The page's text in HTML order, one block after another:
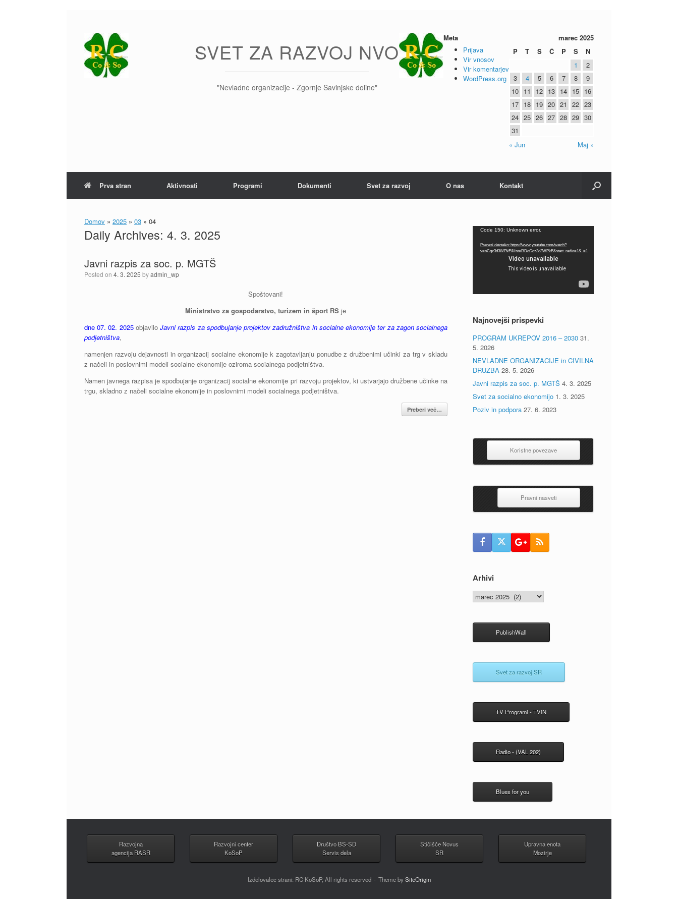
SVET ZA RAZVOJ NVO
"Nevladne organizacije - Zgornje Savinjske doline"
Meta
Prijava
Vir vnosov
Vir komentarjev
WordPress.org
marec 2025
P
T S Č P S
N
1
2
3
4 5 6 7 8
9
10 11 12 13 14 15 16
17 18 19 20 21 22 23
24 25 26 27 28 29 30
31
« Jun
Maj »
Prva stran Aktivnosti Programi Dokumenti Svet za razvoj O nas Kontakt
Domov » 2025 » 03 » 04
Daily Archives: 4. 3. 2025
Javni razpis za soc. p. MGTŠ
Posted on 4. 3. 2025 byadmin_wp
Spoštovani!
Ministrstvo za gospodarstvo, turizem in šport RS je
dne 07. 02. 2025objaviloJavni razpis za spodbujanje projektov zadružništva in socialne ekonomije ter za zagon socialnega
podjetništva,
namenjen razvoju dejavnosti in organizacij socialne ekonomije k zagotavljanju ponudbe z družbenimi učinki za trg v skladu
z načeli in poslovnimi modeli socialne ekonomije oziroma socialnega podjetništva.
Namen javnega razpisa je spodbujanje organizacij socialne ekonomije pri razvoju projektov, ki ustvarjajo družbene učinke na
trgu, skladno z načeli socialne ekonomije in poslovnimi modeli socialnega podjetništva.
Preberi več…
Predvajalnik
Code 150: Unknown error.
Prenesi datoteko: https://www.youtube.com/watch?
v=oCgz3d3WPkE&list=RDoCgz3d3WPkE&start_radio=1&_=1
Najnovejši prispevki
PROGRAM UKREPOV 2016 – 2030 31.
5. 2026
NEVLADNE ORGANIZACIJE in CIVILNA
DRUŽBA 28. 5. 2026
Javni razpis za soc. p. MGTŠ 4. 3. 2025
Svet za socialno ekonomijo 1. 3. 2025
Poziv in podpora 27. 6. 2023
Koristne povezave
Pravni nasveti
Arhivi
Arhivi
PublishWall
Svet za razvoj SR
TV Programi - TViN
Radio - (VAL 202)
Blues for you
Razvojna
agencija RASR
Razvojni center
KoSoP
Društvo BS-SD
Servis dela
Stičišče Novus
SR
Upravna enota
Mozirje
Izdelovalec strani: RC KoSoP, All rights reserved Theme bySiteOrigin